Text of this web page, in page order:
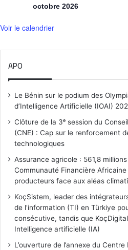
octobre 2026
Voir le calendrier
APO
Le Bénin sur le podium des
d’Intelligence Artificielle (IOAI)
Clôture de la 3ᵉ session du
(CNE) : Cap sur le renforcement
technologiques
Assurance agricole : 561,8
Communauté Financière
producteurs face aux aléas
KoçSistem, leader des
de l'information (TI) en Türkiye
consécutive, tandis que
Intelligence artificielle (IA)
L’ouverture de l’annexe du